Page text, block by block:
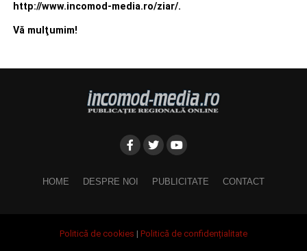
http://www.incomod-media.ro/ziar/.
Vă mulţumim!
HOME DESPRE NOI PUBLICITATE CONTACT
Politică de cookies | Politică de confidențialitate